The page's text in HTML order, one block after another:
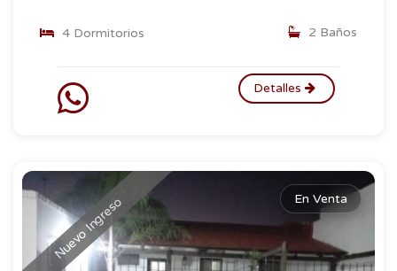
4 Dormitorios 2 Baños
Detalles
Nuevo Ingreso En Venta